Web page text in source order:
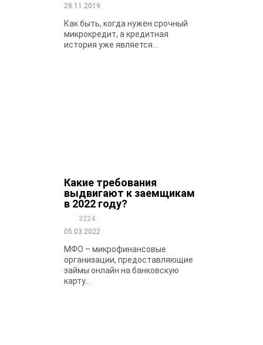
28.11.2019
Как быть, когда нужен срочный
микрокредит, а кредитная
история уже является...
Какие требования
выдвигают к заемщикам
в 2022 году?
3224
05.03.2022
МФО – микрофинансовые
организации, предоставляющие
займы онлайн на банковскую
карту...